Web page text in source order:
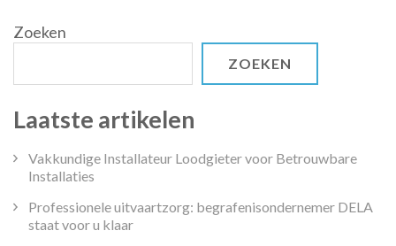
Zoeken
ZOEKEN
Laatste artikelen
Vakkundige Installateur Loodgieter voor Betrouwbare
Installaties
Professionele uitvaartzorg: begrafenisondernemer DELA
staat voor u klaar